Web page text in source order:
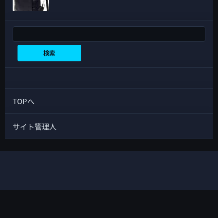
検索
TOPへ
サイト管理人